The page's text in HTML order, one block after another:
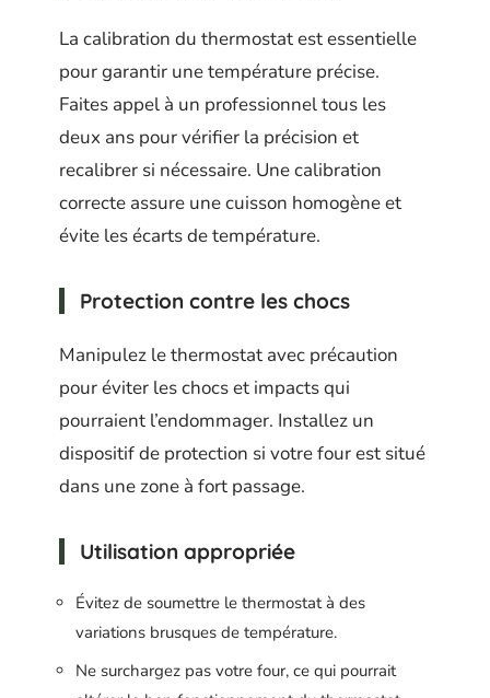
La calibration du thermostat est essentielle
pour garantir une température précise.
Faites appel à un professionnel tous les
deux ans pour vérifier la précision et
recalibrer si nécessaire. Une calibration
correcte assure une cuisson homogène et
évite les écarts de température.
Protection contre les chocs
Manipulez le thermostat avec précaution
pour éviter les chocs et impacts qui
pourraient l’endommager. Installez un
dispositif de protection si votre four est situé
dans une zone à fort passage.
Utilisation appropriée
Évitez de soumettre le thermostat à des
variations brusques de température.
Ne surchargez pas votre four, ce qui pourrait